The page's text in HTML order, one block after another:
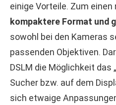
einige Vorteile. Zum
kompaktere Format und
sowohl bei den Kameras
passenden Objektiven.
DSLM die Möglichkeit das
Sucher bzw. auf dem
sich etwaige